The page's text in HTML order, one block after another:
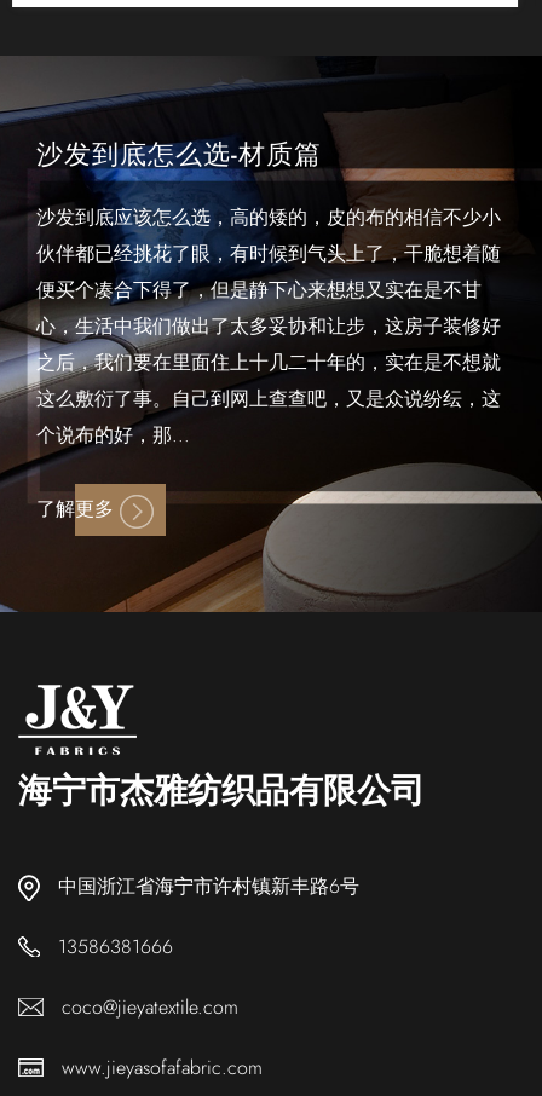
沙发到底怎么选-材质篇
沙发到底应该怎么选，高的矮的，皮的布的相信不少小
伙伴都已经挑花了眼，有时候到气头上了，干脆想着随
便买个凑合下得了，但是静下心来想想又实在是不甘
心，生活中我们做出了太多妥协和让步，这房子装修好
之后，我们要在里面住上十几二十年的，实在是不想就
这么敷衍了事。自己到网上查查吧，又是众说纷纭，这
个说布的好，那...
了解更多
海宁市杰雅纺织品有限公司
中国浙江省海宁市许村镇新丰路6号
13586381666
coco@jieyatextile.com
www.jieyasofafabric.com